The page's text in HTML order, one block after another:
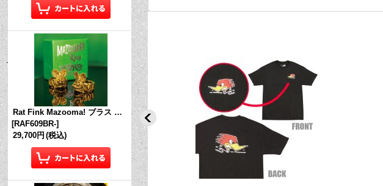
Rat Fink Mazooma! ブラス リング
[RAF609BR-]
29,700円 (税込)